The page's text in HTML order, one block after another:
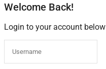
Welcome Back!
Login to your account below